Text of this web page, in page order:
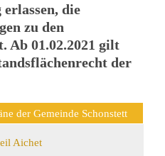
die
zu den
Ab 01.02.2021 gilt
der
der Gemeinde Schonstett
Aichet